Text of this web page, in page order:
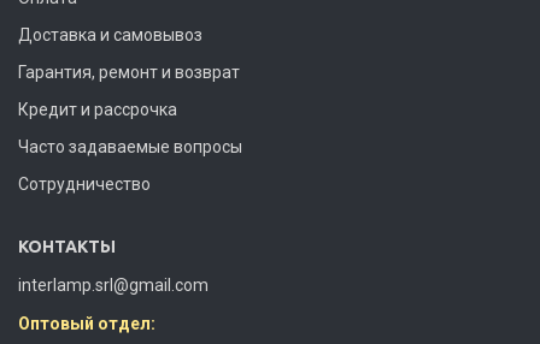
Доставка и самовывоз
Гарантия, ремонт и возврат
Кредит и рассрочка
Часто задаваемые вопросы
Сотрудничество
КОНТАКТЫ
interlamp.srl@gmail.com
Оптовый отдел: